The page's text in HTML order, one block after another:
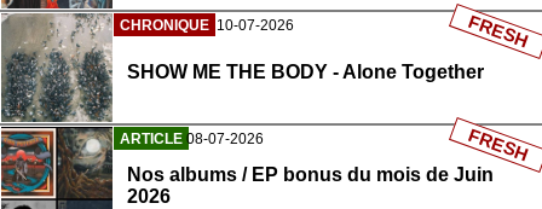
CHRONIQUE 10-07-2026
SHOW ME THE BODY - Alone Together
FRESH
ARTICLE 08-07-2026
Nos albums / EP bonus du mois de Juin
2026
FRESH